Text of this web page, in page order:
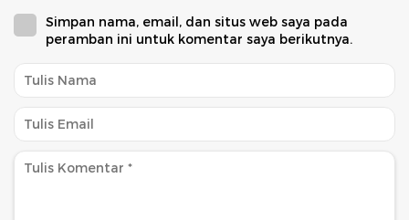
Simpan nama, email, dan situs web saya pada
peramban ini untuk komentar saya berikutnya.